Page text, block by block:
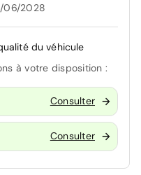
06/2028
du véhicule
à votre disposition :
Consulter
Consulter